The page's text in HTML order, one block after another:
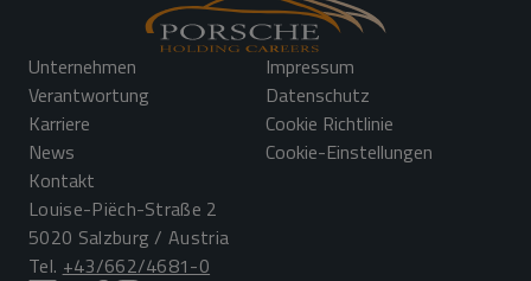
Unternehmen
Verantwortung
Karriere
News
Kontakt
Impressum
Datenschutz
Cookie Richtlinie
Cookie-Einstellungen
Louise-Piëch-Straße 2
5020 Salzburg / Austria
Tel. +43/662/4681-0